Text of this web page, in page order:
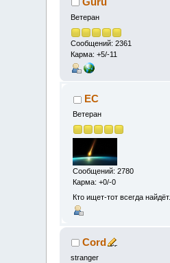
Ветеран
Сообщений: 2361
Карма: +5/-11
EC
Ветеран
Сообщений: 2780
Карма: +0/-0
Кто ищет-тот всегда найдёт.
Cord
stranger